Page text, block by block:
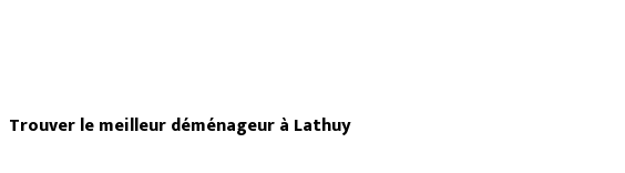
Trouver le meilleur déménageur à Lathuy